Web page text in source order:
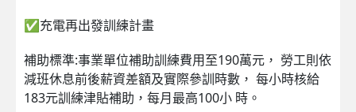
✅充電再出發訓練計畫
補助標準:事業單位補助訓練費用至190萬元， 勞工則依
減班休息前後薪資差額及實際參訓時數， 每小時核給
183元訓練津貼補助，每月最高100小 時。